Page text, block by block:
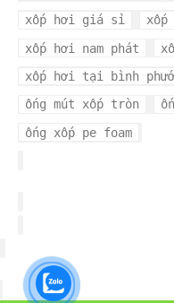
xốp hơi giá sỉ
xốp hơi nam phát
xốp hơi tại bình
ống mút xốp tròn
ống xốp pe foam